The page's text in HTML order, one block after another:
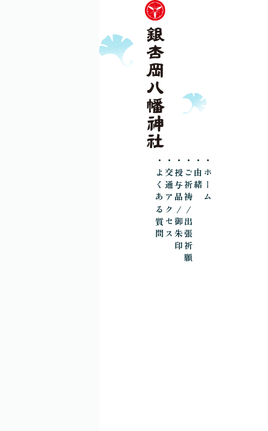
・ホーム
・由緒
・ご祈祷/出張祈願
・授与品/御朱印
・交通アクセス
・よくある質問